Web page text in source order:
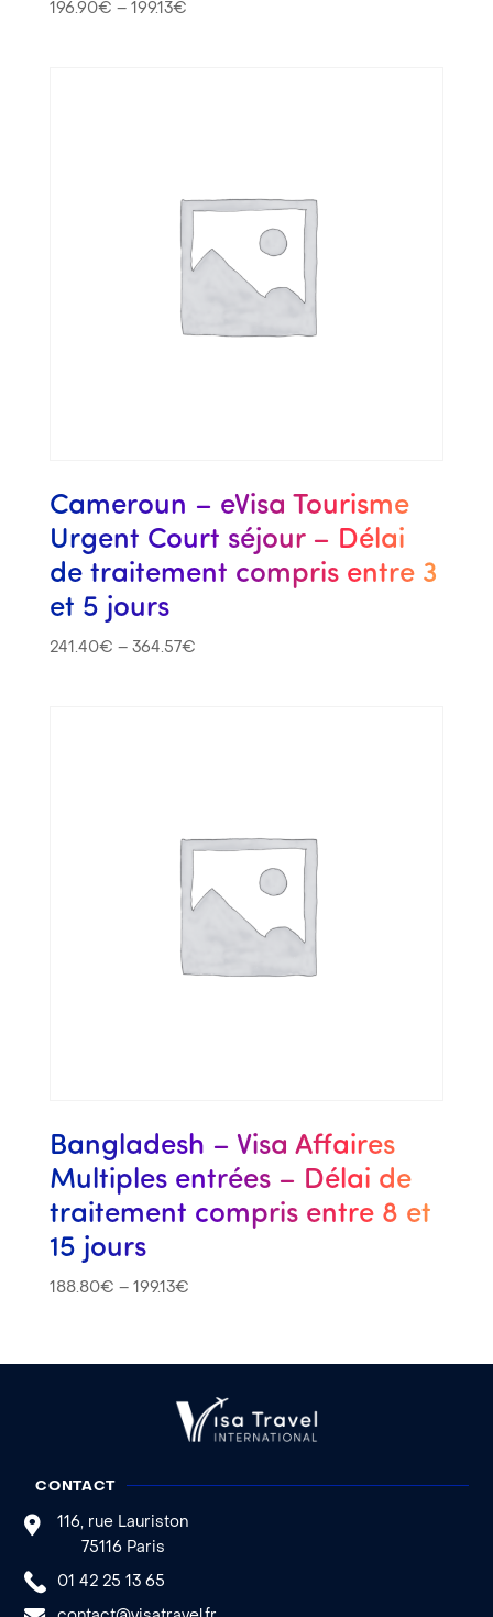
196.90€ – 199.13€
Cameroun – eVisa Tourisme
Urgent Court séjour – Délai
de traitement compris entre 3
et 5 jours
241.40€ – 364.57€
Bangladesh – Visa Affaires
Multiples entrées – Délai de
traitement compris entre 8 et
15 jours
188.80€ – 199.13€
CONTACT
116, rue Lauriston
75116 Paris
01 42 25 13 65